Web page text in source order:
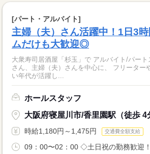
[パート・アルバイト]
主婦（夫）さん活躍中！1日3
ムだけも大歓迎◎
大衆寿司居酒屋「杉玉」で アルバイト/パートス
さん、主婦（夫）さんを中心に、 フリーター
い年代が活躍し...
ホールスタッフ
大阪府寝屋川市/香里園駅（徒歩 4
時給1,180円～1,475円 交通費全額支給
09：00〜02：00 ◇土日祝の勤務歓迎